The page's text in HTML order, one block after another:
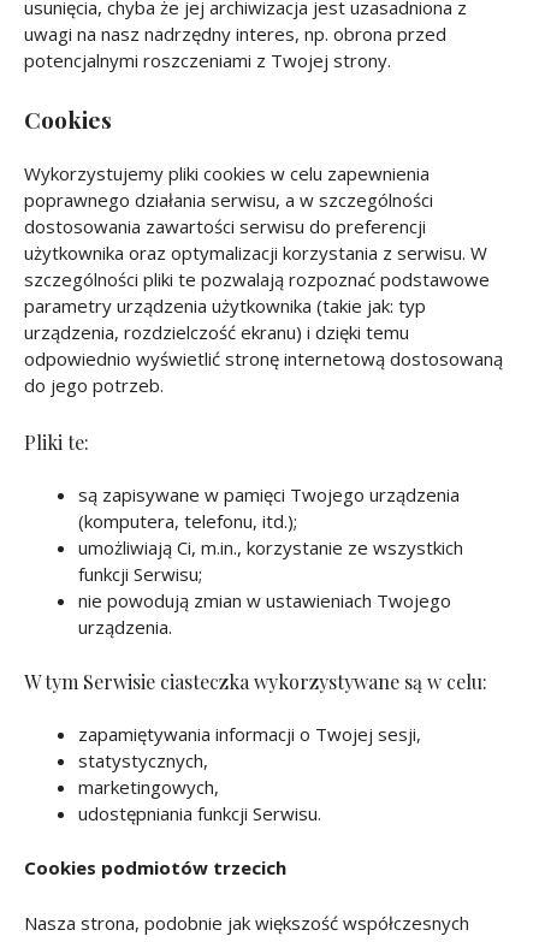
usunięcia, chyba że jej archiwizacja jest uzasadniona z
uwagi na nasz nadrzędny interes, np. obrona przed
potencjalnymi roszczeniami z Twojej strony.
Cookies
Wykorzystujemy pliki cookies w celu zapewnienia
poprawnego działania serwisu, a w szczególności
dostosowania zawartości serwisu do preferencji
użytkownika oraz optymalizacji korzystania z serwisu. W
szczególności pliki te pozwalają rozpoznać podstawowe
parametry urządzenia użytkownika (takie jak: typ
urządzenia, rozdzielczość ekranu) i dzięki temu
odpowiednio wyświetlić stronę internetową dostosowaną
do jego potrzeb.
Pliki te:
są zapisywane w pamięci Twojego urządzenia
(komputera, telefonu, itd.);
umożliwiają Ci, m.in., korzystanie ze wszystkich
funkcji Serwisu;
nie powodują zmian w ustawieniach Twojego
urządzenia.
W tym Serwisie ciasteczka wykorzystywane są w celu:
zapamiętywania informacji o Twojej sesji,
statystycznych,
marketingowych,
udostępniania funkcji Serwisu.
Cookies podmiotów trzecich
Nasza strona, podobnie jak większość współczesnych